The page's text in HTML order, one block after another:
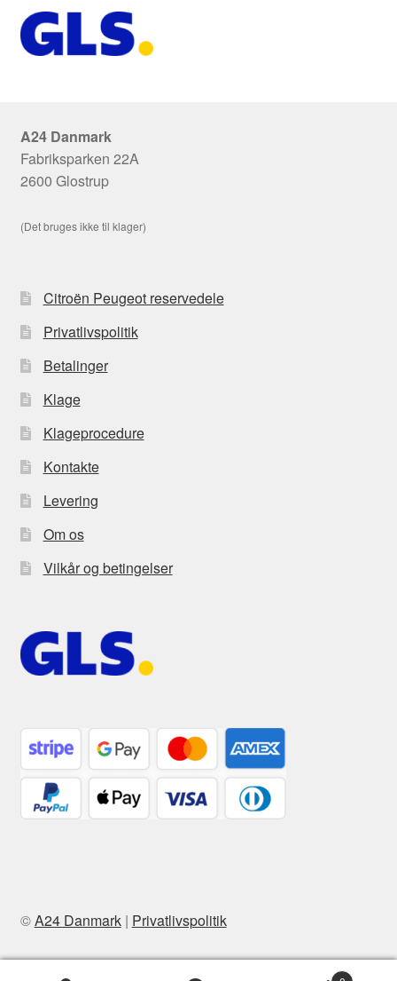
A24 Danmark
Fabriksparken 22A
2600 Glostrup
(Det bruges ikke til klager)
Citroën Peugeot reservedele
Privatlivspolitik
Betalinger
Klage
Klageprocedure
Kontakte
Levering
Om os
Vilkår og betingelser
©A24 Danmark| Privatlivspolitik